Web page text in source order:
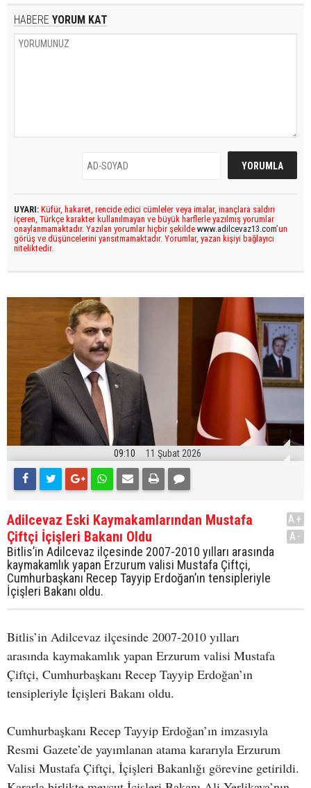
HABERE YORUM KAT
UYARI: Küfür, hakaret, rencide edici cümleler veya imalar, inançlara saldırı
içeren, Türkçe karakter kullanılmayan ve büyük harflerle yazılmış yorumlar
onaylanmamaktadır. Yazılan yorumlar hiçbir şekilde www.adilcevaz13.com’un
görüş ve düşüncelerini yansıtmamaktadır. Yorumlar, yazan kişiyi bağlayıcı
niteliktedir.
09:10 11 Şubat 2026
Adilcevaz Eski Kaymakamlarından Mustafa
Çiftçi İçişleri Bakanı Oldu
Bitlis’in Adilcevaz ilçesinde 2007-2010 yılları arasında
kaymakamlık yapan Erzurum valisi Mustafa Çiftçi,
Cumhurbaşkanı Recep Tayyip Erdoğan’ın tensipleriyle
İçişleri Bakanı oldu.
A+
A-
Bitlis’in Adilcevaz ilçesinde 2007-2010 yılları
arasında kaymakamlık yapan Erzurum valisi Mustafa
Çiftçi, Cumhurbaşkanı Recep Tayyip Erdoğan’ın
tensipleriyle İçişleri Bakanı oldu.
Cumhurbaşkanı Recep Tayyip Erdoğan’ın imzasıyla
Resmi Gazete’de yayımlanan atama kararıyla Erzurum
Valisi Mustafa Çiftçi, İçişleri Bakanlığı görevine getirildi.